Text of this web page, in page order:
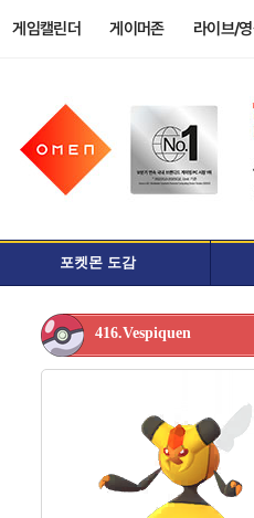
게임캘린더 게이머존 라이브/
포켓몬 도감
416.Vespiquen